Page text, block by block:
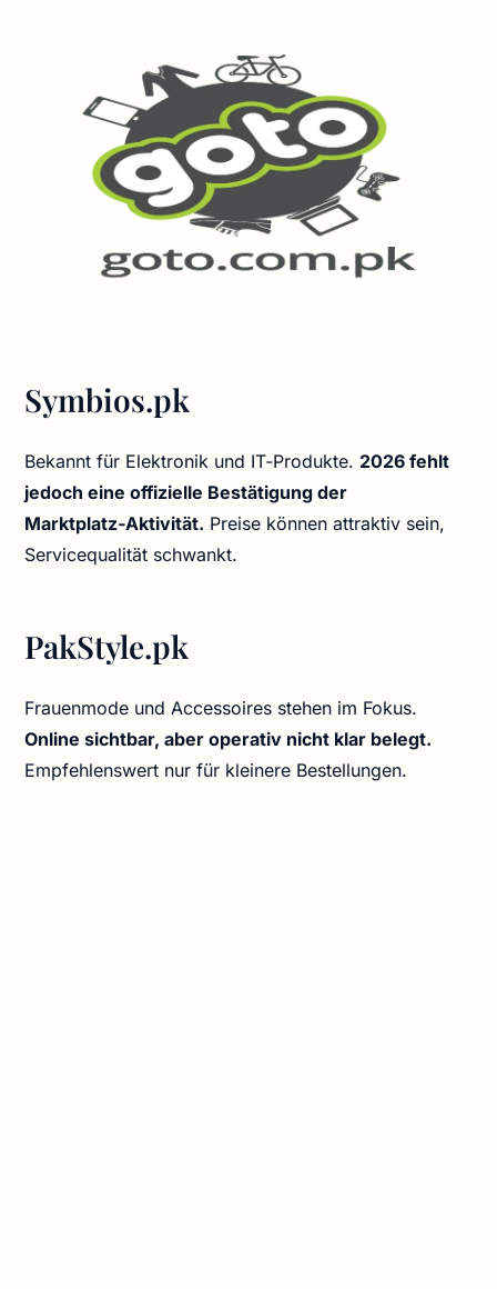
Symbios.pk
Bekannt für Elektronik und IT‑Produkte. 2026 fehlt
jedoch eine offizielle Bestätigung der
Marktplatz‑Aktivität. Preise können attraktiv sein,
Servicequalität schwankt.
PakStyle.pk
Frauenmode und Accessoires stehen im Fokus.
Online sichtbar, aber operativ nicht klar belegt.
Empfehlenswert nur für kleinere Bestellungen.